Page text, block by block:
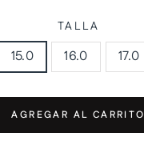
TALLA
15.0 16.0 17.0
AGREGAR AL CARRITO